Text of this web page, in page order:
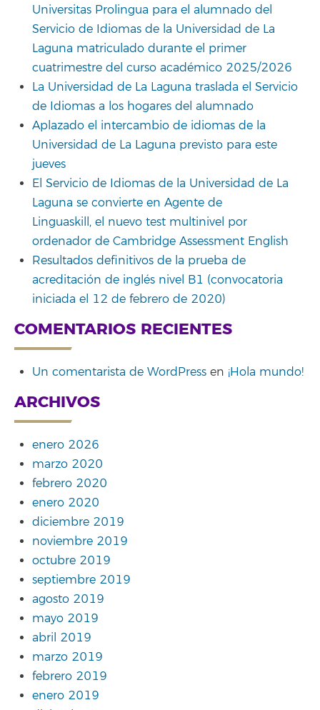
Universitas Prolingua para el alumnado del
Servicio de Idiomas de la Universidad de La
Laguna matriculado durante el primer
cuatrimestre del curso académico 2025/2026
La Universidad de La Laguna traslada el Servicio
de Idiomas a los hogares del alumnado
Aplazado el intercambio de idiomas de la
Universidad de La Laguna previsto para este
jueves
El Servicio de Idiomas de la Universidad de La
Laguna se convierte en Agente de
Linguaskill, el nuevo test multinivel por
ordenador de Cambridge Assessment English
Resultados definitivos de la prueba de
acreditación de inglés nivel B1 (convocatoria
iniciada el 12 de febrero de 2020)
COMENTARIOS RECIENTES
Un comentarista de WordPress en ¡Hola mundo!
ARCHIVOS
enero 2026
marzo 2020
febrero 2020
enero 2020
diciembre 2019
noviembre 2019
octubre 2019
septiembre 2019
agosto 2019
mayo 2019
abril 2019
marzo 2019
febrero 2019
enero 2019